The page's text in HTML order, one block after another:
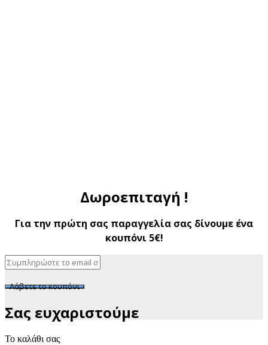
Δωροεπιταγή !
Για την πρώτη σας παραγγελία σας δίνουμε ένα
κουπόνι 5€!
Λάβετε το κουπόνι
Σας ευχαριστούμε
Το καλάθι σας